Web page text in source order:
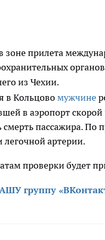
прилета
из Чехии.
в Кольцовомужчине
в аэропорт
смерть пассажира.
артерии.
проверки будет
группу